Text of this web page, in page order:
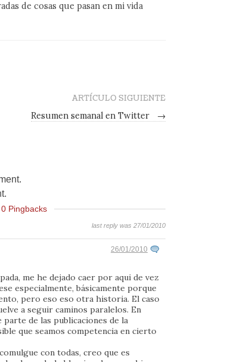
de cosas que pasan en mi vida
ARTÍCULO SIGUIENTE
Resumen semanal en Twitter
→
0 Pingbacks
last reply was 27/01/2010
26/01/2010
me he dejado caer por aqui de vez
especialmente, básicamente porque
pero eso eso otra historia. El caso
a seguir caminos paralelos. En
de las publicaciones de la
que seamos competencia en cierto
con todas, creo que es